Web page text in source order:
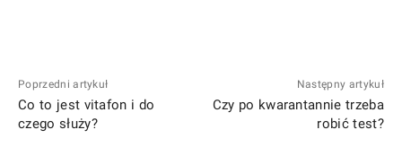
Poprzedni artykuł
Co to jest vitafon i do
czego służy?
Następny artykuł
Czy po kwarantannie trzeba
robić test?